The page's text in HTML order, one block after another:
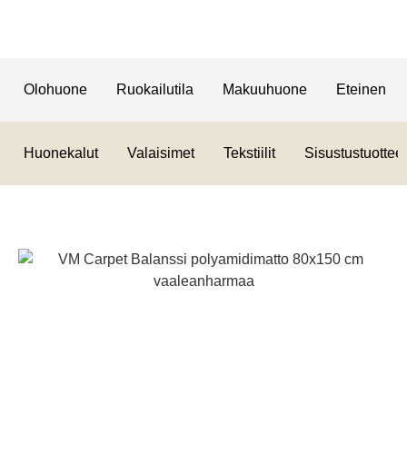
Olohuone Ruokailutila Makuuhuone Eteinen
Huonekalut Valaisimet Tekstiilit Sisustustuotteet